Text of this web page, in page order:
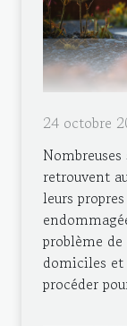
24 octobre
retrouvent
leurs
problème de
domiciles
procéder